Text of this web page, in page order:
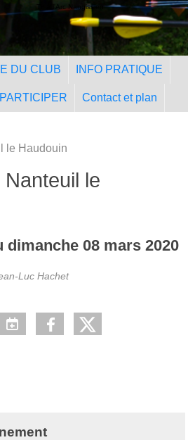
Tir à l'Arc Nangissien
DU CLUB INFO PRATIQUE
PARTICIPER Contact et plan
le Haudouin
le
dimanche 08 mars 2020
Luc Hachet